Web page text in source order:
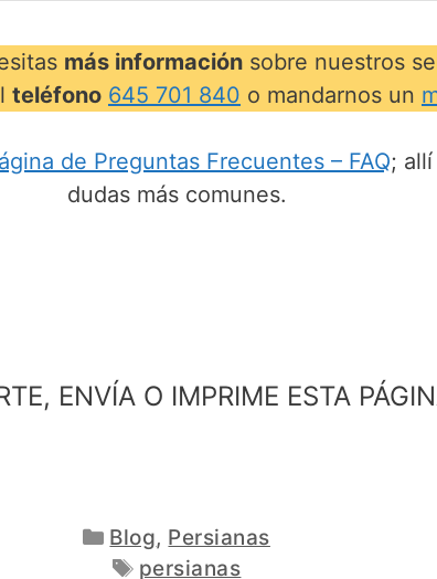
más información sobre nuestros
teléfono 645 701 840 o mandarnos un
de Preguntas Frecuentes – FAQ;
dudas más comunes.
ENVÍA O IMPRIME ESTA
Categorías
Blog, Persianas
Etiquetas
persianas